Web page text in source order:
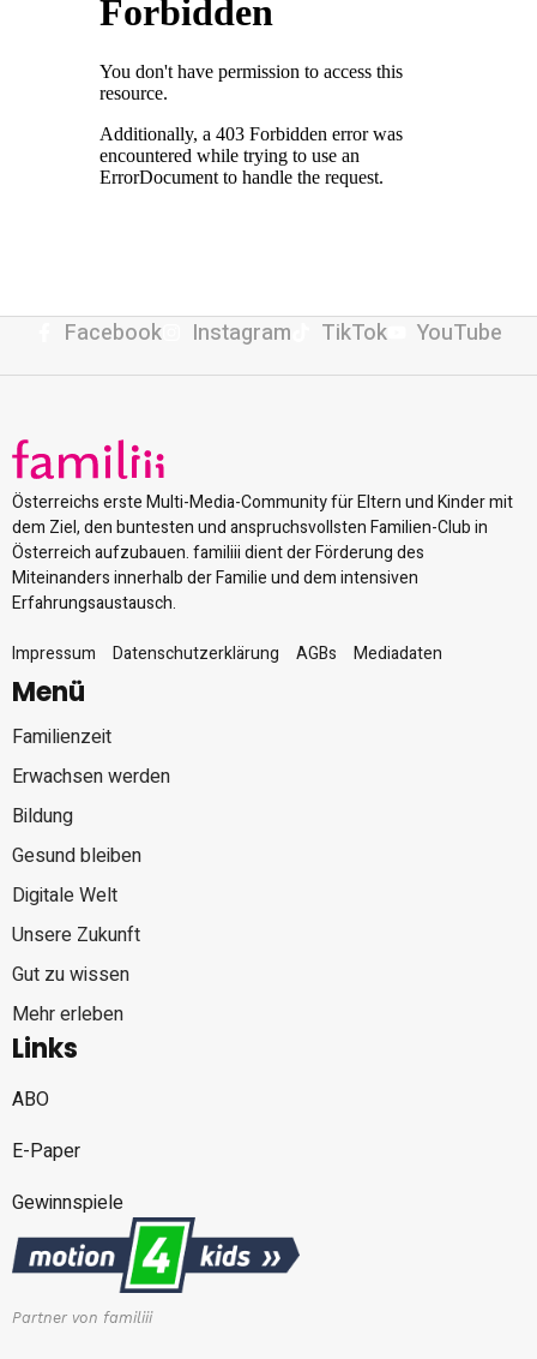
Facebook Instagram TikTok YouTube
Österreichs erste Multi-Media-Community für Eltern und Kinder mit
dem Ziel, den buntesten und anspruchsvollsten Familien-Club in
Österreich aufzubauen. familiii dient der Förderung des
Miteinanders innerhalb der Familie und dem intensiven
Erfahrungsaustausch.
Impressum
Datenschutzerklärung AGBs Mediadaten
Menü
Familienzeit
Erwachsen werden
Bildung
Gesund bleiben
Digitale Welt
Unsere Zukunft
Gut zu wissen
Mehr erleben
Links
ABO
E-Paper
Gewinnspiele
Partner von familiii